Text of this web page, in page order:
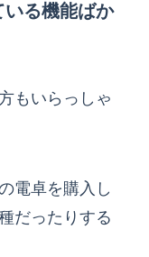
いる機能ばか
もいらっしゃ
電卓を購入し
だったりする